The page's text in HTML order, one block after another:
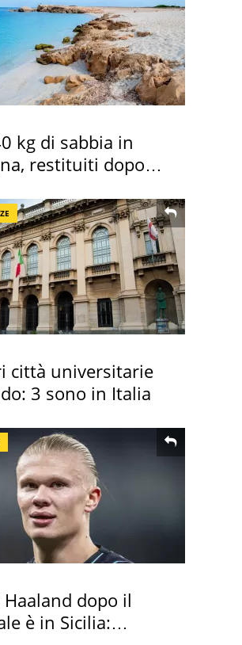
kg di sabbia in
restituiti dopo
città universitarie
3 sono in Italia
Haaland dopo il
è in Sicilia: